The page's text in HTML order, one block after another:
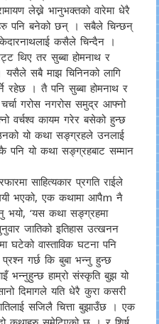
लेख्ने भानुभक्तको वारेमा धेरै
पनि बनेको छन् । सबैले चिन्छन्
कसैले चिन्दैन ।
थिए तर सुब्बा होमनाथ र
यसैले सबै माझ चिनिनको लागि
रहेछ । तै पनि सुब्बा होमनाथ र
गरोस नगरोस समुद्र आफ्नो
वर्चश्व कायम गरेर बसेको हुन्छ
यो कथा सङ्ग्रहले उनलाई
यो कथा सङ्ग्रहबाट सम्मान
साहित्यकार प्रगति राईले
भएको, एक कथामा आपैm नै
भयो, ‘यस कथा सङ्ग्रहमा
जातिको इतिहास उत्खनन
घटेको वास्ताविक घटना पनि
गर्छ कि बुबा भन्नु हुन्छ
भन्नुहुन्छ हाम्रो संस्कृति बुझ यो
दिमागले यति धेरै कुरा कसरी
सजिलै चित्ता बुझाउँछ । एक